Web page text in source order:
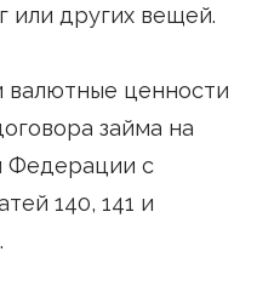
или других вещей.
валютные ценности
займа на
Федерации с
140, 141 и